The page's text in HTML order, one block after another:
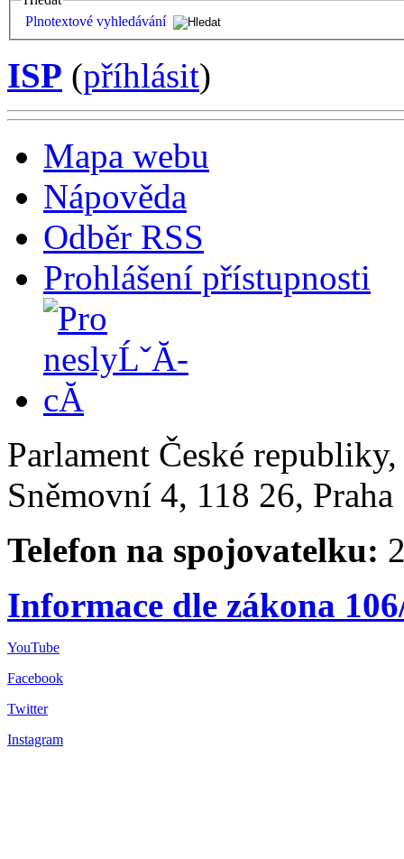
Plnotextové vyhledávání
ISP (příhlásit)
Mapa webu
Nápověda
Odběr RSS
Prohlášení přístupnosti
Parlament České
Sněmovní 4, 118 26,
Telefon na spojovatelku:
Informace dle zákona
YouTube
Facebook
Twitter
Instagram